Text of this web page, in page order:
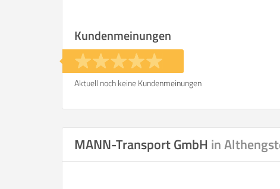
Kundenmeinungen
Aktuell noch keine Kundenmeinungen
MANN-Transport GmbH in